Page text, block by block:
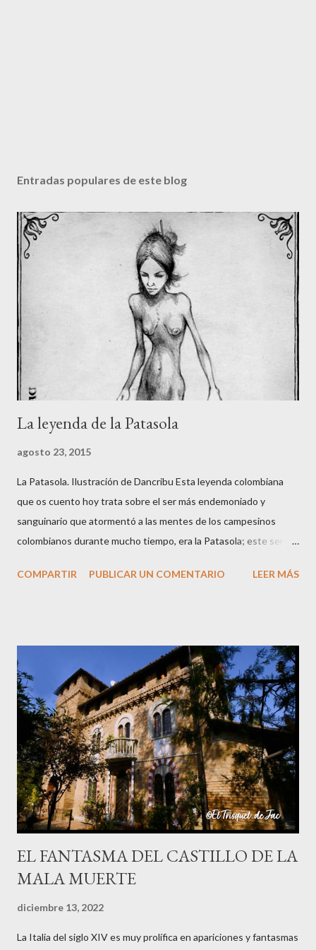
Entradas populares de este blog
La leyenda de la Patasola
agosto 23, 2015
La Patasola. Ilustración de Dancribu Esta leyenda colombiana
que os cuento hoy trata sobre el ser más endemoniado y
sanguinario que atormentó a las mentes de los campesinos
colombianos durante mucho tiempo, era la Patasola; este ser
una hermosa mujer que avanzaba dando grandes saltos con la
Patasola es el espíritu de una mujer infiel que tenía amores con
el jefe de su marido; cuando éste descubrió el engaño mató a su
jefe con un machete y a ella le cortó una pierna y salió corriendo
su única pierna hasta que se desangró y murió. También cuentan
que era una mujer que perdió una pierna por estar cortando leña
un Viernes Santo, cuando supuestamente nadie debe trabajar ni
hacer nada, y quedó condenada a errar por el mundo, y se oyen ...
COMPARTIR PUBLICAR UN COMENTARIO LEER MÁS
EL FANTASMA DEL CASTILLO DE LA
MALA MUERTE
diciembre 13, 2022
La Italia del siglo XIV es muy prolífica en apariciones y fantasmas